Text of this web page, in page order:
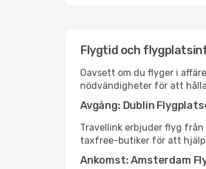
Flygtid och
Oavsett om du flyger i
nödvändigheter för att
Avgång: Dublin
Travellink erbjuder flyg
taxfree-butiker för att
Ankomst: Amsterdam